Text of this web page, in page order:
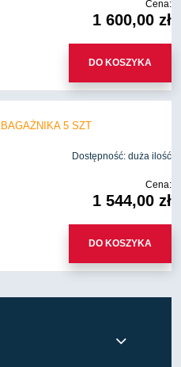
Cena:
1 600,00 zł
DO KOSZYKA
5 SZT
Dostępność: duża ilość
Cena:
1 544,00 zł
DO KOSZYKA